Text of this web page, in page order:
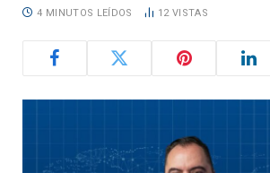
4 MINUTOS LEÍDOS
12 VISTAS